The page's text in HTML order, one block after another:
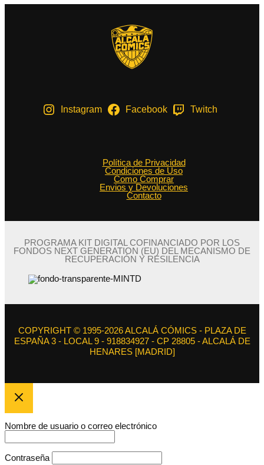
Instagram Facebook Twitch
Política de Privacidad
Condiciones de Uso
Como Comprar
Envios y Devoluciones
Contacto
PROGRAMA KIT DIGITAL COFINANCIADO POR LOS
FONDOS NEXT GENERATION (EU) DEL MECANISMO DE
RECUPERACIÓN Y RESILENCIA
COPYRIGHT © 1995-2026 ALCALÁ CÓMICS - PLAZA DE
ESPAÑA 3 - LOCAL 9 - 918834927 - CP 28805 - ALCALÁ DE
HENARES [MADRID]
Nombre de usuario o correo electrónico
Contraseña